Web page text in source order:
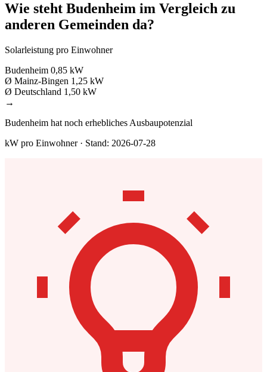
Wie steht Budenheim im Vergleich zu
anderen Gemeinden da?
Solarleistung pro Einwohner
Budenheim 0,85 kW
Ø Mainz-Bingen 1,25 kW
Ø Deutschland 1,50 kW
→
Budenheim hat noch erhebliches Ausbaupotenzial
kW pro Einwohner · Stand: 2026-07-28